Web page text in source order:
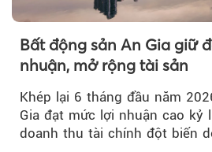
Bất động sản An Gia giữ
nhuận, mở rộng tài sản
Khép lại 6 tháng đầu năm
Gia đạt mức lợi nhuận cao kỷ
doanh thu tài chính đột biến